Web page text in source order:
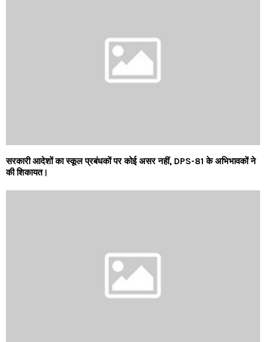
सरकारी आदेशों का स्कूल प्रबंधकों पर कोई असर नहीं, DPS-81 के अभिभावकों ने
की शिकायत।